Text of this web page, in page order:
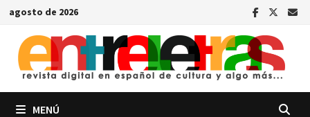
Saltar
contenido
agosto de 2026
MENÚ